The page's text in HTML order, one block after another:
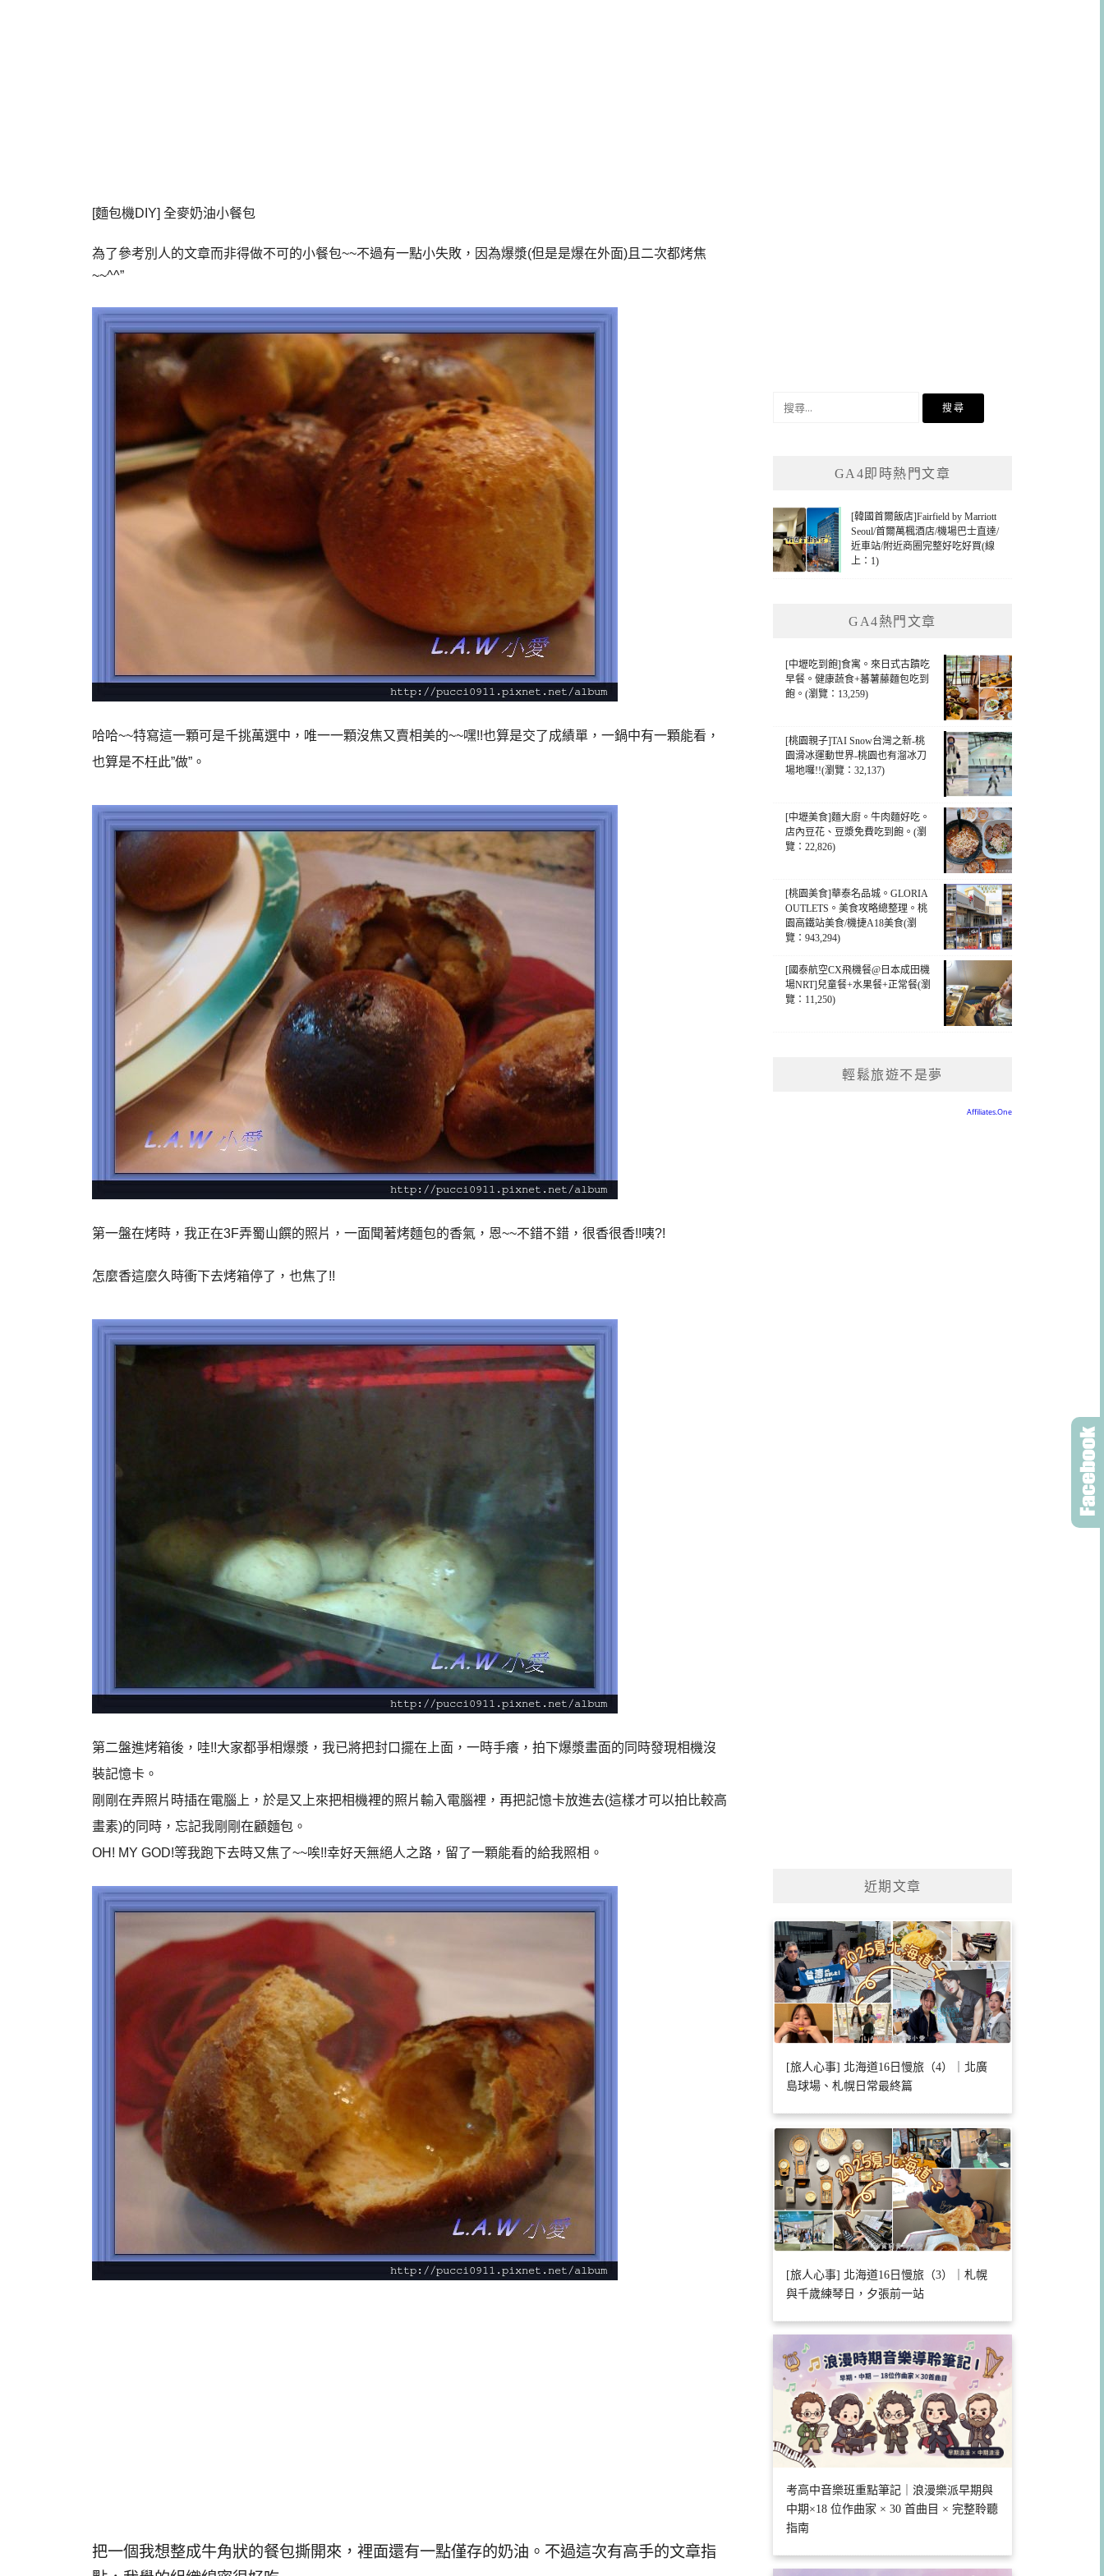
[麵包機DIY] 全麥奶油小餐包
為了參考別人的文章而非得做不可的小餐包~~不過有一點小失敗，因為爆漿(但是是爆在外面)且二次都烤焦
~~^^”
哈哈~~特寫這一顆可是千挑萬選中，唯一一顆沒焦又賣相美的~~嘿!!也算是交了成績單，一鍋中有一顆能看，
也算是不枉此”做”。
第一盤在烤時，我正在3F弄蜀山饌的照片，一面聞著烤麵包的香氣，恩~~不錯不錯，很香很香!!咦?!
怎麼香這麼久時衝下去烤箱停了，也焦了!!
第二盤進烤箱後，哇!!大家都爭相爆漿，我已將把封口擺在上面，一時手癢，拍下爆漿畫面的同時發現相機沒
裝記憶卡。
剛剛在弄照片時插在電腦上，於是又上來把相機裡的照片輸入電腦裡，再把記憶卡放進去(這樣才可以拍比較高
畫素)的同時，忘記我剛剛在顧麵包。
OH! MY GOD!等我跑下去時又焦了~~唉!!幸好天無絕人之路，留了一顆能看的給我照相。
把一個我想整成牛角狀的餐包撕開來，裡面還有一點僅存的奶油。不過這次有高手的文章指
GA4即時熱門文章
[韓國首爾飯店]Fairfield by Marriott
Seoul/首爾萬楓酒店/機場巴士直達/
近車站/附近商圈完整好吃好買(線
上：1)
GA4熱門文章
[中壢吃到飽]食寓。來日式古蹟吃
早餐。健康蔬食+蕃薯藤麵包吃到
飽。(瀏覽：13,259)
[桃園親子]TAI Snow台灣之新-桃
園滑冰運動世界-桃園也有溜冰刀
場地囉!!(瀏覽：32,137)
[中壢美食]麵大廚。牛肉麵好吃。
店內豆花、豆漿免費吃到飽。(瀏
覽：22,826)
[桃園美食]華泰名品城。GLORIA
OUTLETS。美食攻略總整理。桃
園高鐵站美食/機捷A18美食(瀏
覽：943,294)
[國泰航空CX飛機餐@日本成田機
場NRT]兒童餐+水果餐+正常餐(瀏
覽：11,250)
輕鬆旅遊不是夢
近期文章
[旅人心事] 北海道16日慢旅（4）｜北廣
島球場、札幌日常最終篇
[旅人心事] 北海道16日慢旅（3）｜札幌
與千歲練琴日，夕張前一站
考高中音樂班重點筆記｜浪漫樂派早期與
中期×18 位作曲家 × 30 首曲目 × 完整聆聽
指南